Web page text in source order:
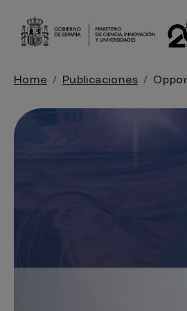
Breadcrumb
Home Publicaciones